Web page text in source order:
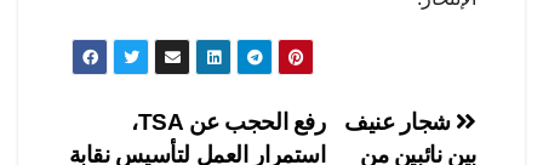
تصفّح
رفع الحجب عن TSA،
استمرار العمل لتأسيس نقابة
شجار عنيف
بين نائبين من